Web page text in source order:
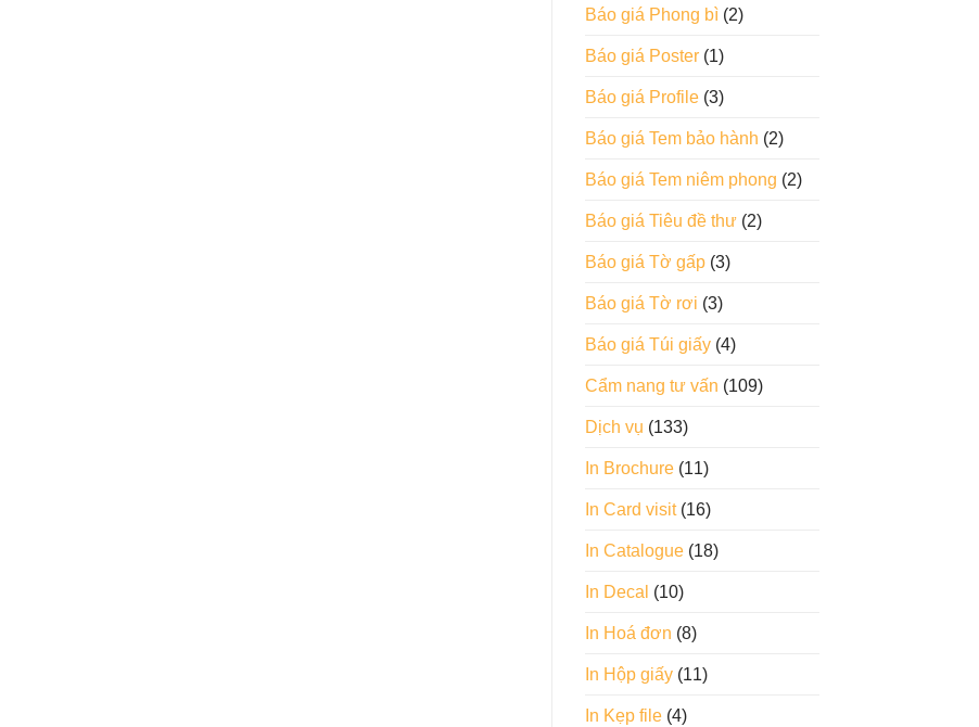
Báo giá Phong bì(2)
Báo giá Poster(1)
Báo giá Profile(3)
Báo giá Tem bảo hành (2)
Báo giá Tem niêm phong (2)
Báo giá Tiêu đề thư(2)
Báo giá Tờ gấp(3)
Báo giá Tờ rơi (3)
Báo giá Túi giấy(4)
Cẩm nang tư vấn (109)
Dịch vụ (133)
In Brochure(11)
In Card visit(16)
In Catalogue(18)
In Decal (10)
In Hoá đơn (8)
In Hộp giấy(11)
In Kẹp file(4)